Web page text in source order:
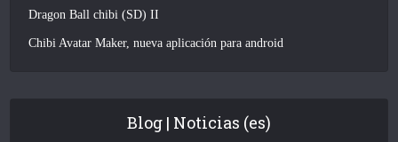
Dragon Ball chibi (SD) II
Chibi Avatar Maker, nueva aplicación para android
Blog | Noticias (es)